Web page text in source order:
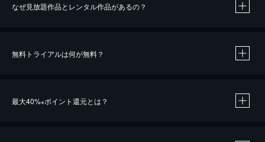
なぜ見放題作品とレンタル作品があるの？
無料トライアルは何が無料？
最大40%※ポイント還元とは？